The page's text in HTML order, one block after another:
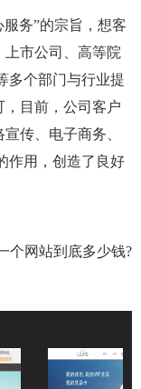
务”的宗旨，想客
上市公司、高等院
多个部门与行业提
目前，公司客户
传、电子商务、
作用，创造了良好
个网站到底多少钱?